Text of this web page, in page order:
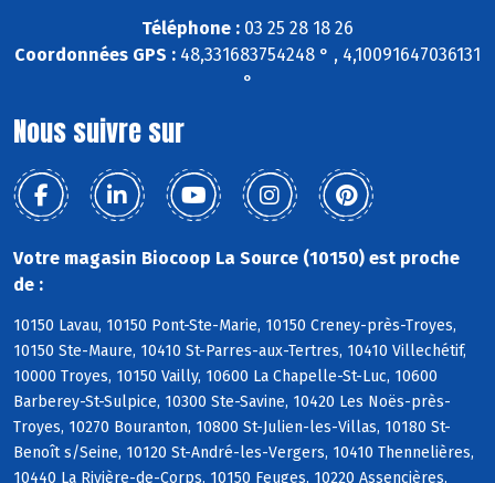
Téléphone : 03 25 28 18 26
Coordonnées GPS : 48,331683754248 ° , 4,10091647036131
°
Nous suivre sur
Votre magasin Biocoop La Source (10150) est proche
de :
10150 Lavau, 10150 Pont-Ste-Marie, 10150 Creney-près-Troyes,
10150 Ste-Maure, 10410 St-Parres-aux-Tertres, 10410 Villechétif,
10000 Troyes, 10150 Vailly, 10600 La Chapelle-St-Luc, 10600
Barberey-St-Sulpice, 10300 Ste-Savine, 10420 Les Noës-près-
Troyes, 10270 Bouranton, 10800 St-Julien-les-Villas, 10180 St-
Benoît s/Seine, 10120 St-André-les-Vergers, 10410 Thennelières,
10440 La Rivière-de-Corps, 10150 Feuges, 10220 Assencières,